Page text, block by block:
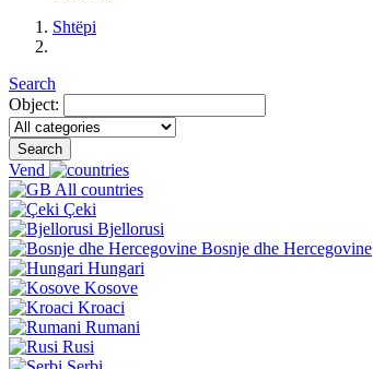
Shtëpi
Search
Object:
Search
Vend
All countries
Çeki
Bjellorusi
Bosnje dhe Hercegovine
Hungari
Kosove
Kroaci
Rumani
Rusi